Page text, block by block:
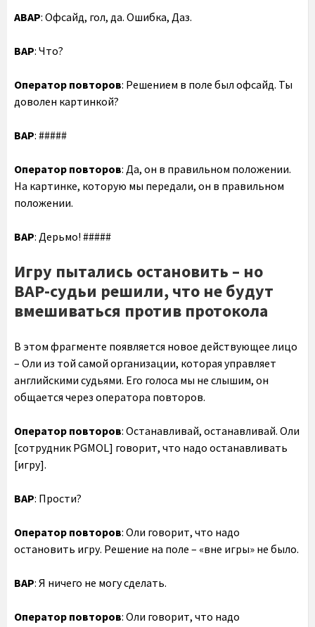
АВАР: Офсайд, гол, да. Ошибка, Даз.
ВАР: Что?
Оператор повторов: Решением в поле был офсайд. Ты
доволен картинкой?
ВАР: #####
Оператор повторов: Да, он в правильном положении.
На картинке, которую мы передали, он в правильном
положении.
ВАР: Дерьмо! #####
Игру пытались остановить – но
ВАР-судьи решили, что не будут
вмешиваться против протокола
В этом фрагменте появляется новое действующее лицо
– Оли из той самой организации, которая управляет
английскими судьями. Его голоса мы не слышим, он
общается через оператора повторов.
Оператор повторов: Останавливай, останавливай. Оли
[сотрудник PGMOL] говорит, что надо останавливать
[игру].
ВАР: Прости?
Оператор повторов: Оли говорит, что надо
остановить игру. Решение на поле – «вне игры» не было.
ВАР: Я ничего не могу сделать.
Оператор повторов: Оли говорит, что надо